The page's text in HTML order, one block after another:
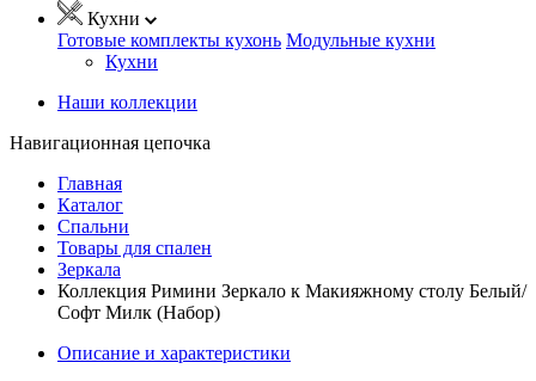
Кухни
Готовые комплекты кухонь Модульные кухни
Кухни
Наши коллекции
Навигационная цепочка
Главная
Каталог
Спальни
Товары для спален
Зеркала
Коллекция Римини Зеркало к Макияжному столу Белый/
Софт Милк (Набор)
Описание и характеристики